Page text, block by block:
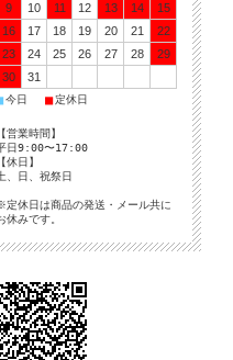
9
10 11 12 13 14
15
16
17 18 19 20 21
22
23
24 25 26 27 28
29
30
31
今日 ■定休日
【営業時間】
日9:00〜17:00
【休日】
、日、祝祭日
定休日は商品の発送・メール共に
休みです。